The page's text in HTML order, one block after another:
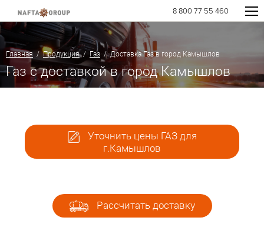
8 800 77 55 460
Главная /Продукция/ Газ / Доставка Газ в город Камышлов
Газ с доставкой в город Камышлов
Уточнить цены ГАЗ для
г.Камышлов
Рассчитать доставку